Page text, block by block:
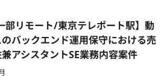
部リモート/東京テレポート駅】動
バックエンド運用保守における売
アシスタントSE業務内容案件